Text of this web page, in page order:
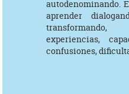
autodenominando.
aprender
experiencias,
confusiones,